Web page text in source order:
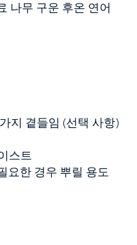
나무 구운 후온 연어
지 곁들임 (선택 사항)
스트
요한 경우 뿌릴 용도